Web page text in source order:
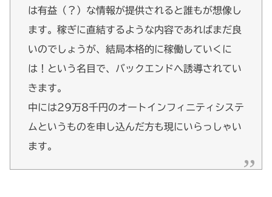
は有益（？）な情報が提供されると誰もが想像し
ます。稼ぎに直結するような内容であればまだ良
いのでしょうが、結局本格的に稼働していくに
は！という名目で、バックエンドへ誘導されてい
きます。
中には29万8千円のオートインフィニティシステ
ムというものを申し込んだ方も現にいらっしゃい
ます。